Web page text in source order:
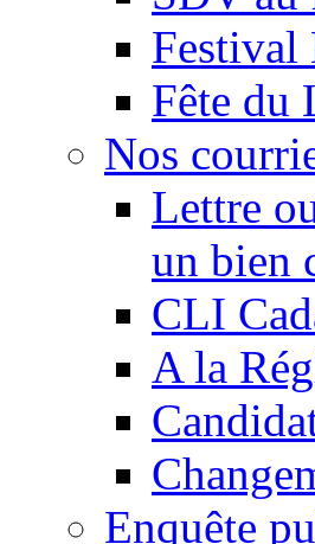
Festival
Fête du
Nos
Lettre
un bien
CLI
A la
Enquête